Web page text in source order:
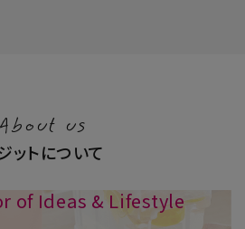
us
ットについて
of Ideas & Lifestyle